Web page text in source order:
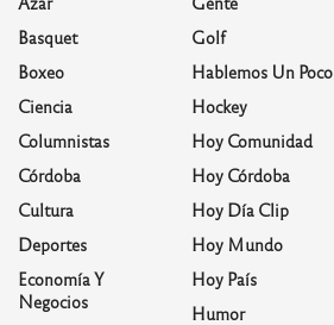
Basquet
Boxeo
Ciencia
Columnistas
Córdoba
Cultura
Deportes
Economía Y
Negocios
Golf
Hablemos Un Poco
Hockey
Hoy Comunidad
Hoy Córdoba
Hoy Día Clip
Hoy Mundo
Hoy País
Humor